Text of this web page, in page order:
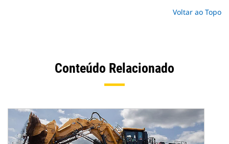
Voltar ao Topo
Conteúdo Relacionado